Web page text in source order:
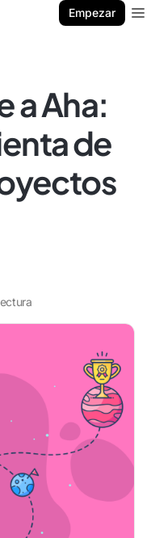
Empezar
a Aha:
de